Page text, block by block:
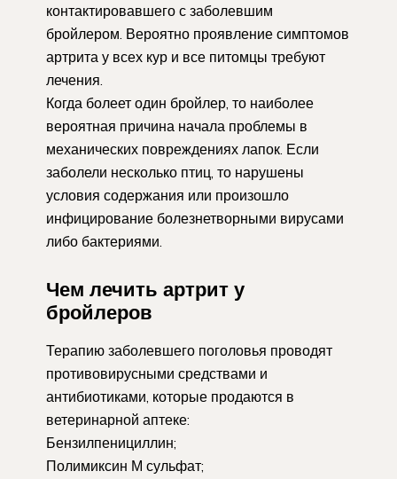
контактировавшего с заболевшим
бройлером. Вероятно проявление симптомов
артрита у всех кур и все питомцы требуют
лечения.
Когда болеет один бройлер, то наиболее
вероятная причина начала проблемы в
механических повреждениях лапок. Если
заболели несколько птиц, то нарушены
условия содержания или произошло
инфицирование болезнетворными вирусами
либо бактериями.
Чем лечить артрит у
бройлеров
Терапию заболевшего поголовья проводят
противовирусными средствами и
антибиотиками, которые продаются в
ветеринарной аптеке:
Бензилпенициллин;
Полимиксин М сульфат;